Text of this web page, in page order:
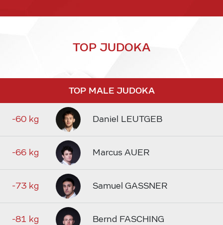
TOP JUDOKA
TOP MALE JUDOKA
-60 kg Daniel LEUTGEB
-66 kg Marcus AUER
-73 kg Samuel GASSNER
-81 kg Bernd FASCHING